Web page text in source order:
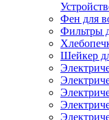
Фен для
Фильтры
Шейкер